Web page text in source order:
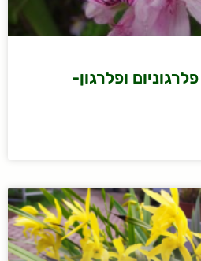
ופלרגון-